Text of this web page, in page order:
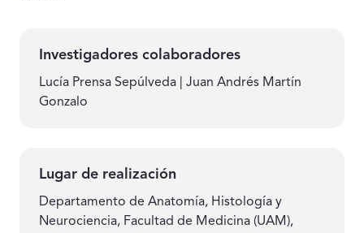
Investigadores colaboradores
Lucía Prensa Sepúlveda | Juan Andrés Martín
Gonzalo
Lugar de realización
Departamento de Anatomía, Histología y
Neurociencia, Facultad de Medicina (UAM),